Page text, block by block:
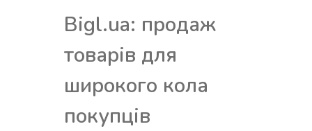
Bigl.ua: продаж
товарів для
широкого кола
покупців